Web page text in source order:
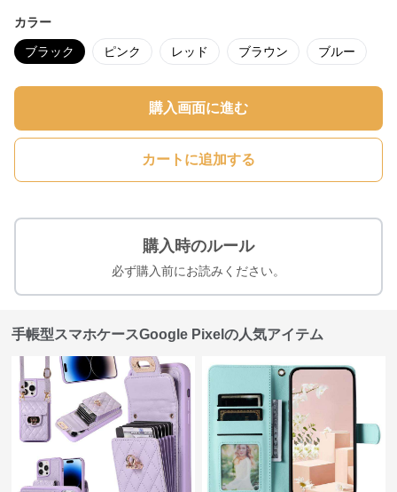
カラー
ブラック ピンク レッド ブラウン ブルー
購入画面に進む
カートに追加する
購入時のルール
必ず購入前にお読みください。
手帳型スマホケースGoogle Pixelの人気アイテム